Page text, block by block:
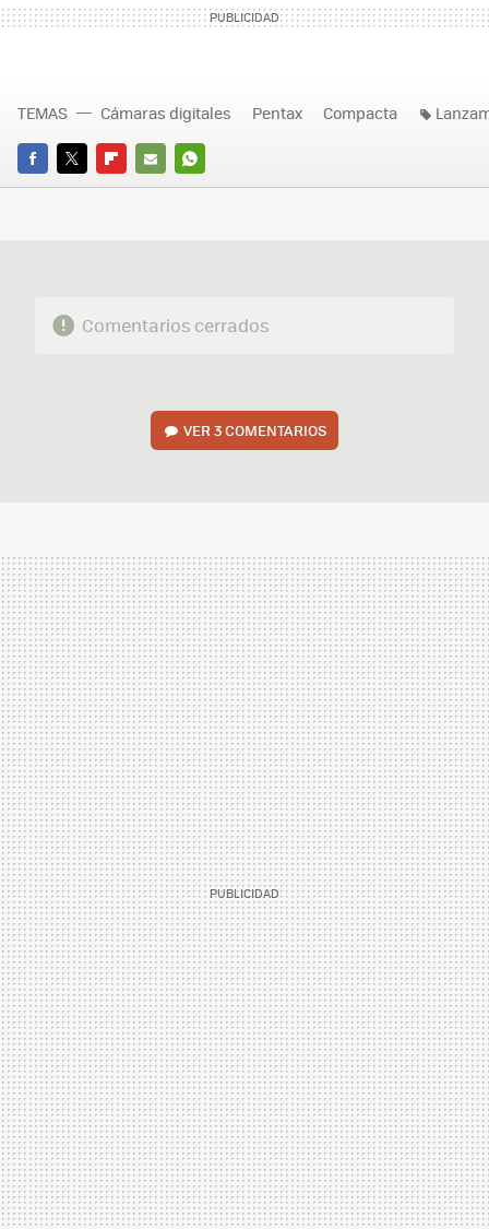
FACEBOOK
TWITTERFLIPBOARD
E-
WHATSAPP
TEMAS Cámaras digitales Pentax Compacta
Comentarios cerrados
VER3 COMENTARIOS